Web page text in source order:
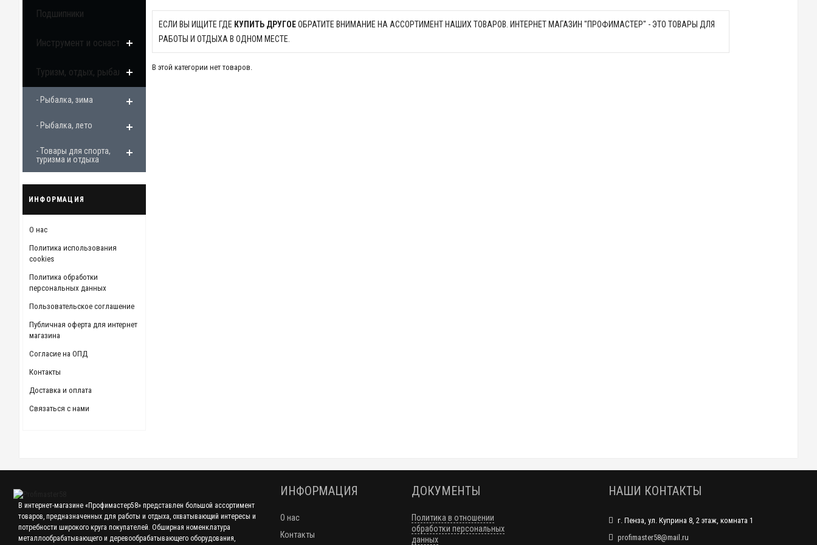
Подшипники
Инструмент и оснастка
Туризм, отдых, рыбалка
- Рыбалка, зима
- Рыбалка, лето
- Товары для спорта,
туризма и отдыха
ИНФОРМАЦИЯ
О нас
Политика использования
cookies
Политика обработки
персональных данных
Пользовательское соглашение
Публичная оферта для интернет
магазина
Согласие на ОПД
Контакты
Доставка и оплата
Связаться с нами
ЕСЛИ ВЫ ИЩИТЕ ГДЕ КУПИТЬ ДРУГОЕОБРАТИТЕ ВНИМАНИЕ НА АССОРТИМЕНТ НАШИХ ТОВАРОВ. ИНТЕРНЕТ МАГАЗИН "ПРОФИМАСТЕР" - ЭТО ТОВАРЫ ДЛЯ
РАБОТЫ И ОТДЫХА В ОДНОМ МЕСТЕ.
В этой категории нет товаров.
В интернет-магазине «Профимастер58» представлен большой ассортимент
товаров, предназначенных для работы и отдыха, охватывающий интересы и
потребности широкого круга покупателей. Обширная номенклатура
металлообрабатывающего и деревообрабатывающего оборудования,
ИНФОРМАЦИЯ
О нас
Контакты
ДОКУМЕНТЫ
Политика в отношении
обработки персональных
данных
НАШИ КОНТАКТЫ
г. Пенза, ул. Куприна 8, 2 этаж, комната 1
profimaster58@mail.ru